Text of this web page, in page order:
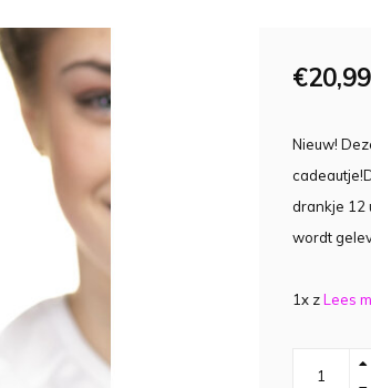
€20,99
Nieuw!
drankje 12
wordt
1x zLees